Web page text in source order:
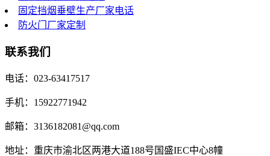
固定挡烟垂壁生产厂家电话
防火门厂家定制
联系我们
电话：023-63417517
手机：15922771942
邮箱：3136182081@qq.com
地址：重庆市渝北区两港大道188号国盛IEC中心8幢